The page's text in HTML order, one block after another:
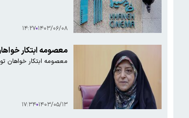
۱۴۰۳/۰۶/۰۸ ۱۴:۲۷
معصومه ابتکار خواهان توقف
معصومه ابتکار خواهان
۱۴۰۳/۰۵/۱۳ ۱۷:۳۴